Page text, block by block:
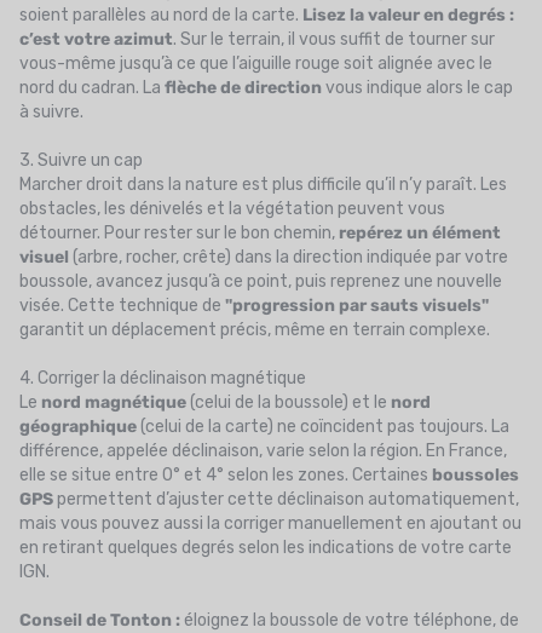
soient parallèles au nord de la carte. Lisez la valeur en degrés :
c’est votre azimut. Sur le terrain, il vous suffit de tourner sur
vous-même jusqu’à ce que l’aiguille rouge soit alignée avec le
nord du cadran. La flèche de direction vous indique alors le cap
à suivre.
3. Suivre un cap
Marcher droit dans la nature est plus difficile qu’il n’y paraît. Les
obstacles, les dénivelés et la végétation peuvent vous
détourner. Pour rester sur le bon chemin, repérez un élément
visuel (arbre, rocher, crête) dans la direction indiquée par votre
boussole, avancez jusqu’à ce point, puis reprenez une nouvelle
visée. Cette technique de "progression par sauts visuels"
garantit un déplacement précis, même en terrain complexe.
4. Corriger la déclinaison magnétique
Le nord magnétique (celui de la boussole) et le nord
géographique (celui de la carte) ne coïncident pas toujours. La
différence, appelée déclinaison, varie selon la région. En France,
elle se situe entre 0° et 4° selon les zones. Certaines boussoles
GPS permettent d’ajuster cette déclinaison automatiquement,
mais vous pouvez aussi la corriger manuellement en ajoutant ou
en retirant quelques degrés selon les indications de votre carte
IGN.
Conseil de Tonton : éloignez la boussole de votre téléphone, de